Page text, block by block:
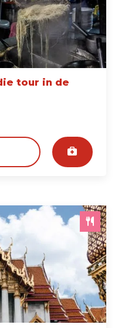
tour in de